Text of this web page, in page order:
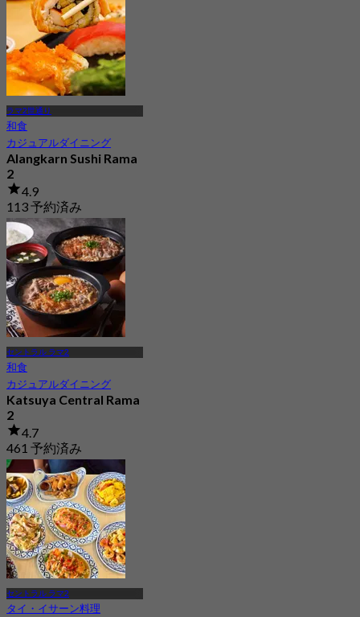
ラマ2世通り
和食
カジュアルダイニング
Alangkarn Sushi Rama
2
4.9
113 予約済み
から฿ 250
セントラル ラマ2
和食
カジュアルダイニング
Katsuya Central Rama
2
4.7
461 予約済み
から฿ 237.5
セントラル ラマ2
タイ・イサーン料理